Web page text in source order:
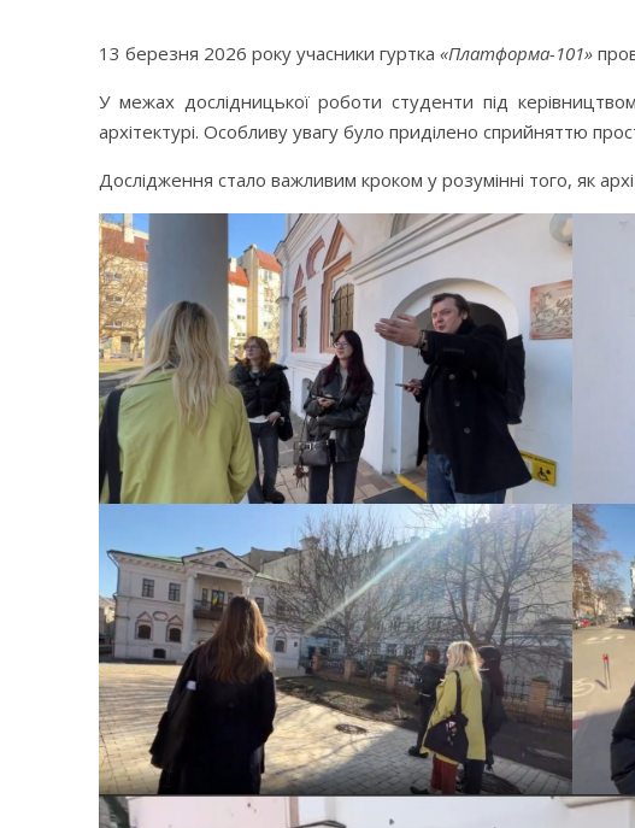
13 березня 2026 року учасники гуртка «Платформа-101»
У межах дослідницької роботи студенти під
архітектурі. Особливу увагу було приділено сприйняттю
Дослідження стало важливим кроком у розумінні того, як